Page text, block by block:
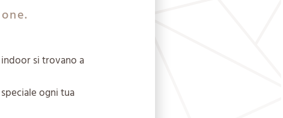
si trovano a
ogni tua